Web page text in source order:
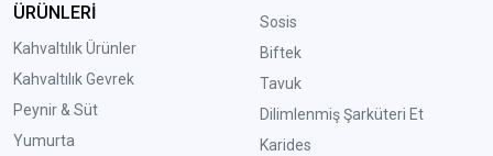
ÜRÜNLERİ
Kahvaltılık Ürünler
Kahvaltılık Gevrek
Peynir & Süt
Yumurta
Sosis
Biftek
Tavuk
Dilimlenmiş Şarküteri Et
Karides